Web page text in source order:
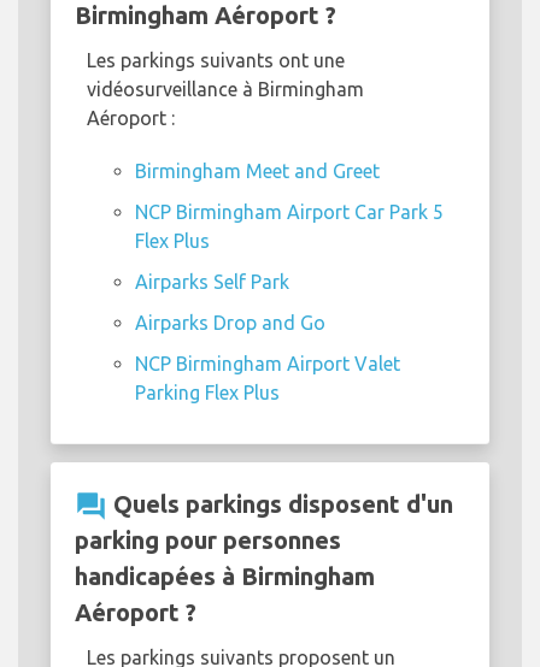
Birmingham Aéroport ?
Les parkings suivants ont une
vidéosurveillance à Birmingham
Aéroport :
Birmingham Meet and Greet
NCP Birmingham Airport Car Park 5
Flex Plus
Airparks Self Park
Airparks Drop and Go
NCP Birmingham Airport Valet
Parking Flex Plus
question_answer Quels parkings disposent d'un
parking pour personnes
handicapées à Birmingham
Aéroport ?
Les parkings suivants proposent un